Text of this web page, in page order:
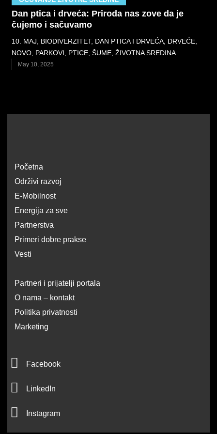
Dan ptica i drveća: Priroda nas zove da je
čujemo i sačuvamo
10. MAJ BIODIVERZITET, DAN PTICA I DRVEĆA DRVEĆE
NOVO PARKOVI PTICE ŠUME ŽIVOTNA SREDINA
May 10, 2025
Početna
Održivi razvoj
E-Mobilnost
Energija za sve
Partnerstva
Primeri dobre prakse
Vesti
Partneri i prijatelji portala
O nama – kontakt
Politika privatnosti
Marketing
F
c
e
b
Facebook
L
n
k
LinkedIn
I
Instagram